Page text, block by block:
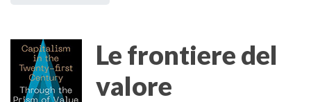
Le frontiere del
valore